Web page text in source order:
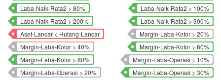
Laba-Naik-Rata2 > 80%
Laba-Naik-Rata2 > 100%
Laba-Naik-Rata2 > 200%
Laba-Naik-Rata2 > 300%
Aset-Lancar < Hutang-Lancar
Margin-Laba-Kotor > 20%
Margin-Laba-Kotor > 40%
Margin-Laba-Kotor > 60%
Margin-Laba-Kotor > 80%
Margin-Laba-Operasi > 10%
Margin-Laba-Operasi > 20%
Margin-Laba-Operasi > 30%